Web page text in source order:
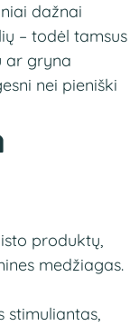
dažnai
– todėl tamsus
ar gryna
nei pieniški
produktų,
medžiagas.
stimuliantas,